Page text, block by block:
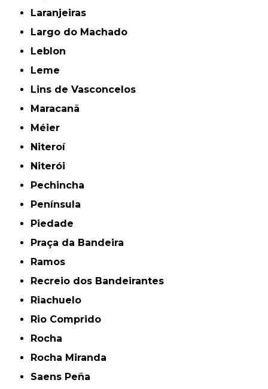
Laranjeiras
Largo do Machado
Leblon
Leme
Lins de Vasconcelos
Maracanã
Méier
Niteroí
Niterói
Pechincha
Península
Piedade
Praça da Bandeira
Ramos
Recreio dos Bandeirantes
Riachuelo
Rio Comprido
Rocha
Rocha Miranda
Saens Peña